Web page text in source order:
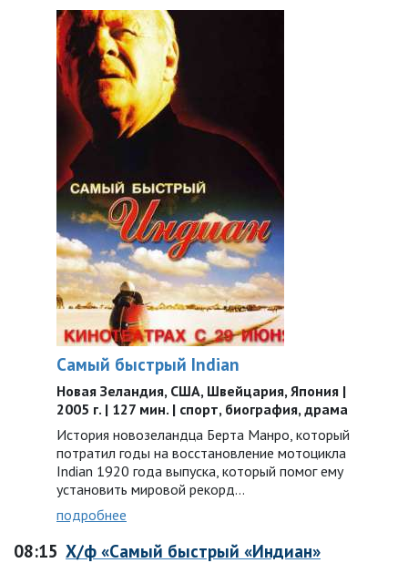
Самый быстрый Indian
Новая Зеландия, США, Швейцария, Япония |
2005 г. | 127 мин. | спорт, биография, драма
История новозеландца Берта Манро, который
потратил годы на восстановление мотоцикла
Indian 1920 года выпуска, который помог ему
установить мировой рекорд…
подробнее
08:15 Х/ф «Самый быстрый «Индиан»